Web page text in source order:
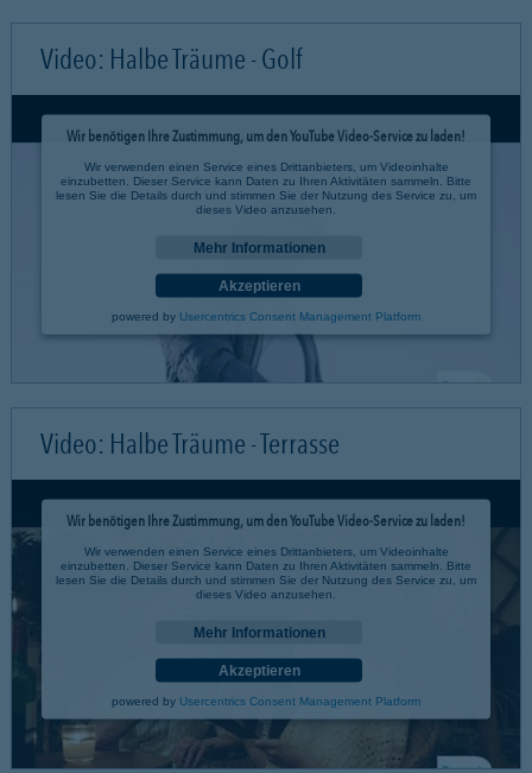
Video: Halbe Träume - Golf
Wir benötigen Ihre Zustimmung, um den YouTube Video-Service zu laden!
Wir verwenden einen Service eines Drittanbieters, um Videoinhalte
einzubetten. Dieser Service kann Daten zu Ihren Aktivitäten sammeln. Bitte
lesen Sie die Details durch und stimmen Sie der Nutzung des Service zu, um
dieses Video anzusehen.
Mehr Informationen
Akzeptieren
powered by Usercentrics Consent Management Platform
Video: Halbe Träume - Terrasse
Wir benötigen Ihre Zustimmung, um den YouTube Video-Service zu laden!
Wir verwenden einen Service eines Drittanbieters, um Videoinhalte
einzubetten. Dieser Service kann Daten zu Ihren Aktivitäten sammeln. Bitte
lesen Sie die Details durch und stimmen Sie der Nutzung des Service zu, um
dieses Video anzusehen.
Mehr Informationen
Akzeptieren
powered by Usercentrics Consent Management Platform